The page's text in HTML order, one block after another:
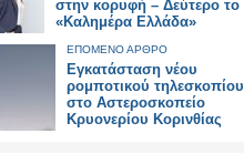
στην κορυφή – Δεύτερο το
«Καλημέρα Ελλάδα»
ΕΠΟΜΕΝΟ ΑΡΘΡΟ
Εγκατάσταση νέου
ρομποτικού τηλεσκοπίου
στο Αστεροσκοπείο
Κρυονερίου Κορινθίας